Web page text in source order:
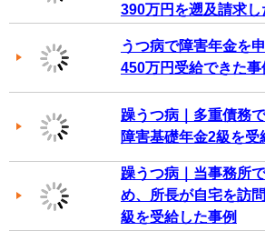
390万円を遡及請求し
うつ病で障害年金を
450万円受給できた事
躁うつ病｜多重債務
障害基礎年金2級を受
躁うつ病｜当事務所
め、所長が自宅を訪
級を受給した事例